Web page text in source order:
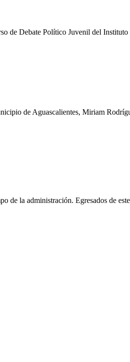
de Debate Político Juvenil del Instituto
de Aguascalientes, Miriam
la administración. Egresados de